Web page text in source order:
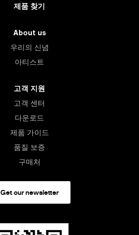
제품 찾기
About us
우리의 신념
아티스트
고객 지원
고객 센터
다운로드
제품 가이드
품질 보증
구매처
Get our newsletter